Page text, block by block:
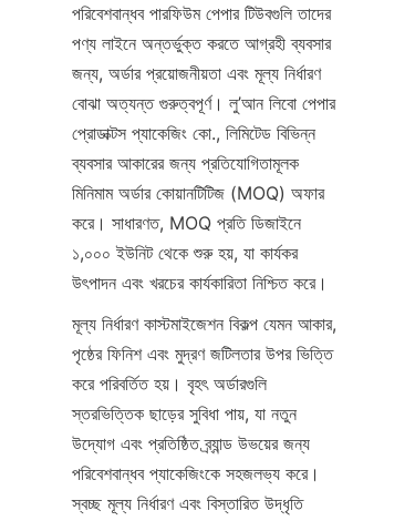
পরিবেশবান্ধব পারফিউম পেপার টিউবগুলি তাদের
পণ্য লাইনে অন্তর্ভুক্ত করতে আগ্রহী ব্যবসার
জন্য, অর্ডার প্রয়োজনীয়তা এবং মূল্য নির্ধারণ
বোঝা অত্যন্ত গুরুত্বপূর্ণ। লু’আন লিবো পেপার
প্রোডাক্টস প্যাকেজিং কো., লিমিটেড বিভিন্ন
ব্যবসার আকারের জন্য প্রতিযোগিতামূলক
মিনিমাম অর্ডার কোয়ানটিটিজ (MOQ) অফার
করে। সাধারণত, MOQ প্রতি ডিজাইনে
১,০০০ ইউনিট থেকে শুরু হয়, যা কার্যকর
উৎপাদন এবং খরচের কার্যকারিতা নিশ্চিত করে।
মূল্য নির্ধারণ কাস্টমাইজেশন বিকল্প যেমন আকার,
পৃষ্ঠের ফিনিশ এবং মুদ্রণ জটিলতার উপর ভিত্তি
করে পরিবর্তিত হয়। বৃহৎ অর্ডারগুলি
স্তরভিত্তিক ছাড়ের সুবিধা পায়, যা নতুন
উদ্যোগ এবং প্রতিষ্ঠিত ব্র্যান্ড উভয়ের জন্য
পরিবেশবান্ধব প্যাকেজিংকে সহজলভ্য করে।
স্বচ্ছ মূল্য নির্ধারণ এবং বিস্তারিত উদ্ধৃতি